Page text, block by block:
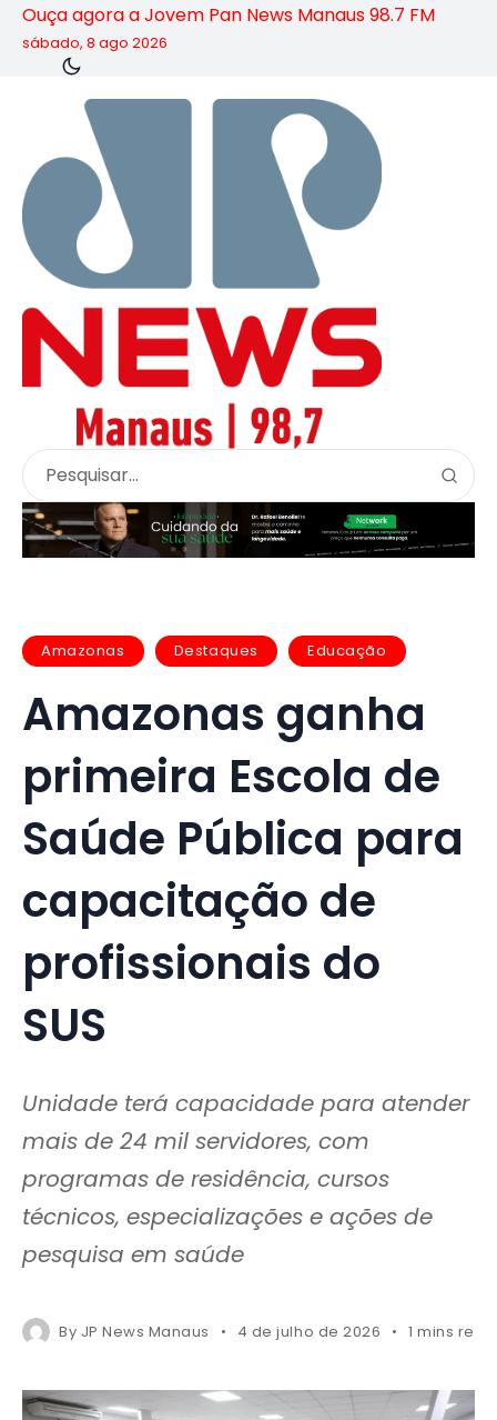
Ouça agora a Jovem Pan News Manaus 98.7 FM
sábado, 8 ago 2026
Amazonas Destaques Educação
Amazonas ganha
primeira Escola de
Saúde Pública para
capacitação de
profissionais do
SUS
Unidade terá capacidade para atender
mais de 24 mil servidores, com
programas de residência, cursos
técnicos, especializações e ações de
pesquisa em saúde
By JP News Manaus 4 de julho de 2026 1 mins read